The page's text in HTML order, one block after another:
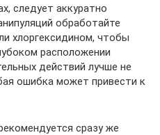
следует аккуратно
обработайте
хлоргексидином, чтобы
расположении
действий лучше не
ошибка может привести к
сразу же